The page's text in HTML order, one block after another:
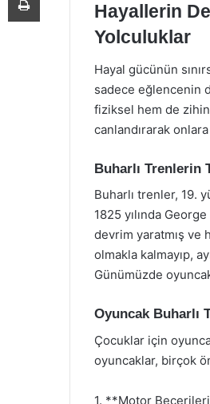
Hayallerin
Yolculuklar
Hayal gücünün
sadece eğlencenin
fiziksel hem de
canlandırarak
Buharlı Trenlerin
Buharlı trenler, 19.
1825 yılında
devrim yaratmış ve
olmakla kalmayıp,
Günümüzde
Oyuncak Buharlı
Çocuklar için
oyuncaklar, birçok
1. **Motor